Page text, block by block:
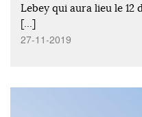
Lebey qui aura lieu le 12
[…]
27-11-2019